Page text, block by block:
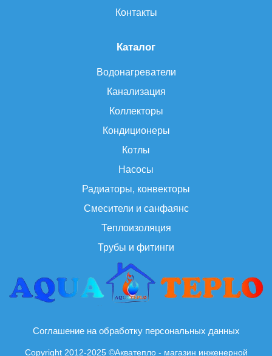
Каталог
Водонагреватели
Канализация
Коллекторы
Кондиционеры
Котлы
Насосы
Радиаторы, конвекторы
Смесители и санфаянс
Теплоизоляция
Трубы и фитинги
Контакты
Соглашение на обработку персональных данных
Copyright 2012-2025 ©Акватепло - магазин инженерной